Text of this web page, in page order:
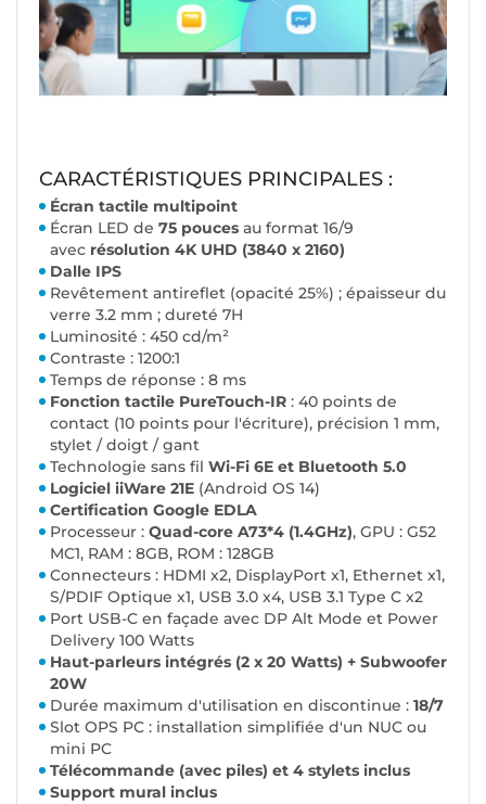
CARACTÉRISTIQUES PRINCIPALES :
Écran tactile multipoint
Écran LED de 75 pouces au format 16/9
avec résolution 4K UHD (3840 x 2160)
Dalle IPS
Revêtement antireflet (opacité 25%) ; épaisseur du
verre 3.2 mm ; dureté 7H
Luminosité : 450 cd/m²
Contraste : 1200:1
Temps de réponse : 8 ms
Fonction tactile PureTouch-IR : 40 points de
contact (10 points pour l'écriture), précision 1 mm,
stylet / doigt / gant
Technologie sans fil Wi-Fi 6E et Bluetooth 5.0
Logiciel iiWare 21E (Android OS 14)
Certification Google EDLA
Processeur : Quad-core A73*4 (1.4GHz), GPU : G52
MC1, RAM : 8GB, ROM : 128GB
Connecteurs : HDMI x2, DisplayPort x1, Ethernet x1,
S/PDIF Optique x1, USB 3.0 x4, USB 3.1 Type C x2
Port USB-C en façade avec DP Alt Mode et Power
Delivery 100 Watts
Haut-parleurs intégrés (2 x 20 Watts) + Subwoofer
20W
Durée maximum d'utilisation en discontinue : 18/7
Slot OPS PC : installation simplifiée d'un NUC ou
mini PC
Télécommande (avec piles) et 4 stylets inclus
Support mural inclus